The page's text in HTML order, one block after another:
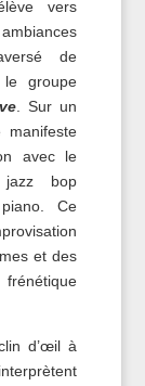
vers
de
le groupe
. Sur un
avec le
jazz bop
Ce
et des
d’œil à